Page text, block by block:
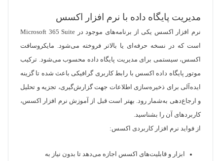
مدیریت پایگاه داده با نرم افزار اکسس
نرم افزار اکسس یکی از برنامه‌های موجود در Microsoft 365 Suite
است که در نسخه حرفه‌ای یا بالاتر فروخته می‌شود. مایکروسافت
اکسس، سیستمی برای مدیریت پایگاه داده محسوب می‌شود. ترکیب
موتور پایگاه داده اکسس با رابط کاربری گرافیکی باعث شده تا گزینه
ایده‌آلی برای ذخیره‌سازی اطلاعات جهت گزارش‌گیری، تجزیه و تحلیل
و ارجاع‌دهی به‌شمار رود. بهتر است قبل از آموزش نرم افزار اکسس،
کاربردهای آن را بشناسید.
از فواید نرم افزار کاربردی اکسس:
ابزار و قابلیت‌های اکسس اجازه می‌دهد تا بدون نیاز به